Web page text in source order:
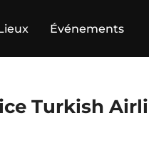
Événements
Turkish